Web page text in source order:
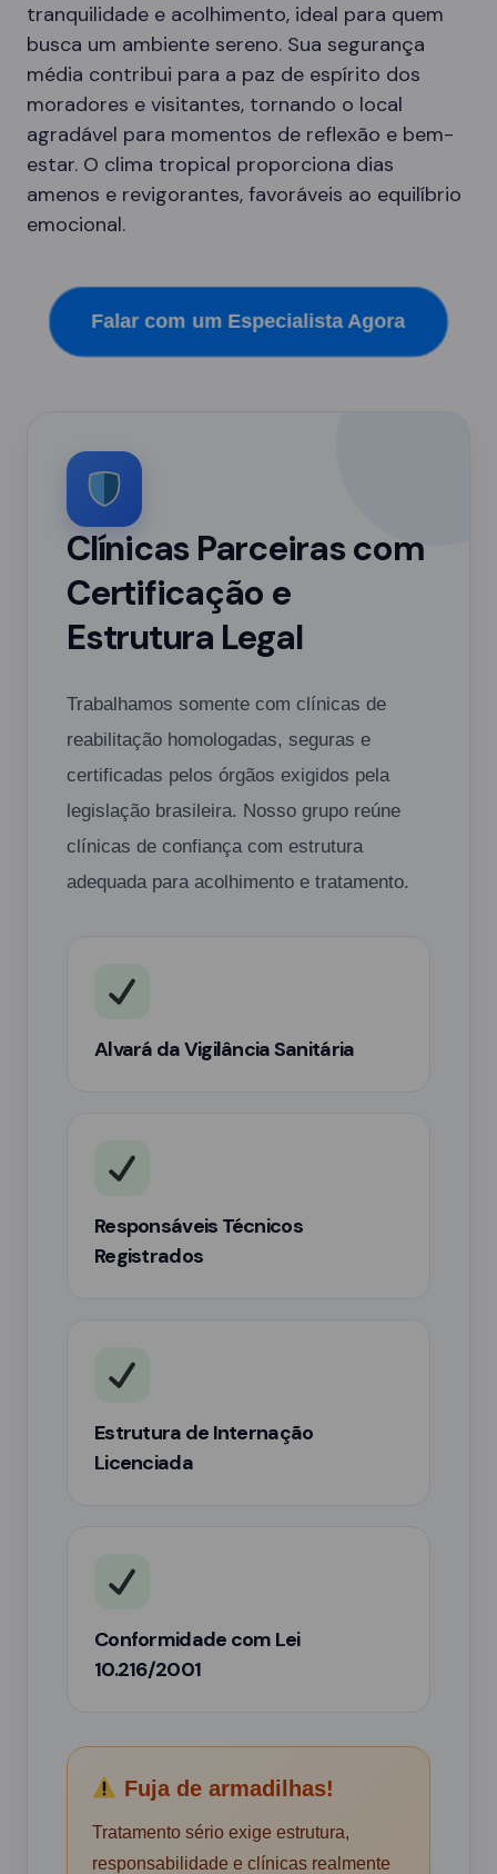
tranquilidade e acolhimento, ideal para quem
busca um ambiente sereno. Sua segurança
média contribui para a paz de espírito dos
moradores e visitantes, tornando o local
agradável para momentos de reflexão e bem-
estar. O clima tropical proporciona dias
amenos e revigorantes, favoráveis ao equilíbrio
emocional.
Falar com um Especialista Agora
Clínicas Parceiras com
Certificação e
Estrutura Legal
Trabalhamos somente com clínicas de
reabilitação homologadas, seguras e
certificadas pelos órgãos exigidos pela
legislação brasileira. Nosso grupo reúne
clínicas de confiança com estrutura
adequada para acolhimento e tratamento.
Alvará da Vigilância Sanitária
Responsáveis Técnicos
Registrados
Estrutura de Internação
Licenciada
Conformidade com Lei
10.216/2001
Fuja de armadilhas!
Tratamento sério exige estrutura,
responsabilidade e clínicas realmente